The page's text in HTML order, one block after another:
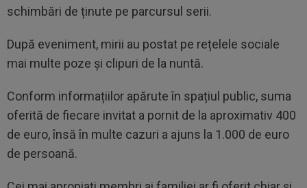
schimbări de ținute pe parcursul serii.
După eveniment, mirii au postat pe rețelele sociale
mai multe poze și clipuri de la nuntă.
Conform informațiilor apărute în spațiul public, suma
oferită de fiecare invitat a pornit de la aproximativ 400
de euro, însă în multe cazuri a ajuns la 1.000 de euro
de persoană.